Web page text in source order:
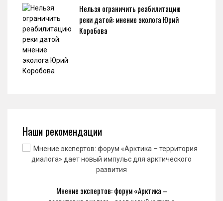
Нельзя ограничить реабилитацию
реки датой: мнение эколога Юрий
Коробова
Наши рекомендации
Мнение экспертов: форум «Арктика –